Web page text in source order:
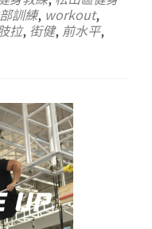
訓練, workout,
拉, 街健, 前水平,